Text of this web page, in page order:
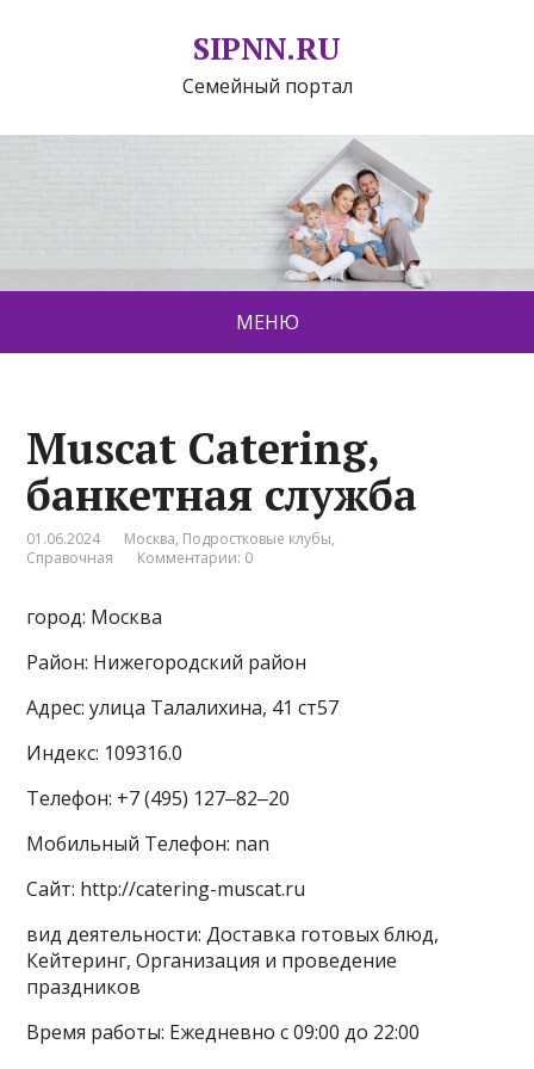
SIPNN.RU
Семейный портал
МЕНЮ
Muscat Catering,
банкетная служба
01.06.2024 Москва, Подростковые клубы,
Справочная
Комментарии: 0
город: Москва
Район: Нижегородский район
Адрес: улица Талалихина, 41 ст57
Индекс: 109316.0
Телефон: +7 (495) 127‒82‒20
Мобильный Телефон: nan
Сайт: http://catering-muscat.ru
вид деятельности: Доставка готовых блюд,
Кейтеринг, Организация и проведение
праздников
Время работы: Ежедневно с 09:00 до 22:00